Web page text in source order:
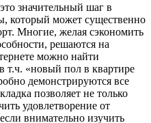
значительный шаг в
который может существенно
Многие, желая сэкономить
решаются на
можно найти
т.ч. «новый пол в квартире
демонстрируются все
позволяет не только
удовлетворение от
внимательно изучить